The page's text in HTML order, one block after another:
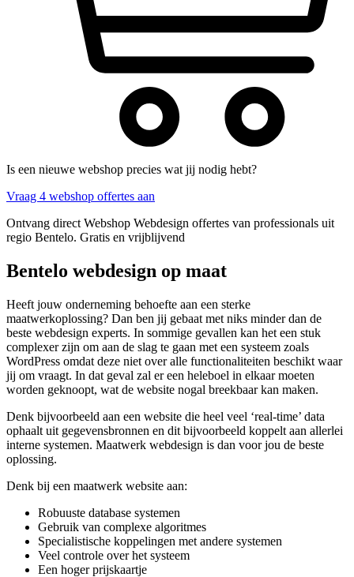
Is een nieuwe webshop precies wat jij nodig hebt?
Vraag 4 webshop offertes aan
Ontvang direct Webshop Webdesign offertes van professionals uit
regio Bentelo. Gratis en vrijblijvend
Bentelo webdesign op maat
Heeft jouw onderneming behoefte aan een sterke
maatwerkoplossing? Dan ben jij gebaat met niks minder dan de
beste webdesign experts. In sommige gevallen kan het een stuk
complexer zijn om aan de slag te gaan met een systeem zoals
WordPress omdat deze niet over alle functionaliteiten beschikt waar
jij om vraagt. In dat geval zal er een heleboel in elkaar moeten
worden geknoopt, wat de website nogal breekbaar kan maken.
Denk bijvoorbeeld aan een website die heel veel ‘real-time’ data
ophaalt uit gegevensbronnen en dit bijvoorbeeld koppelt aan allerlei
interne systemen. Maatwerk webdesign is dan voor jou de beste
oplossing.
Denk bij een maatwerk website aan:
Robuuste database systemen
Gebruik van complexe algoritmes
Specialistische koppelingen met andere systemen
Veel controle over het systeem
Een hoger prijskaartje